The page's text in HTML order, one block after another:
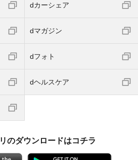
dカーシェア
dマガジン
dフォト
dヘルスケア
のダウンロードはコチラ